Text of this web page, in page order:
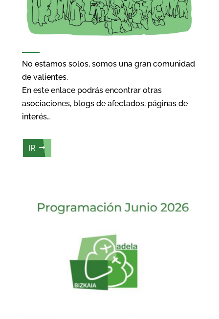
No estamos solos, somos una gran comunidad
de valientes.
En este enlace podrás encontrar otras
asociaciones, blogs de afectados, páginas de
interés…
IR